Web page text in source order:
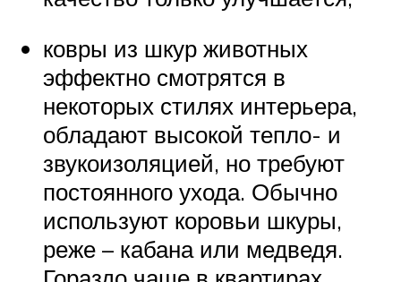
ковры из шкур животных
эффектно смотрятся в
некоторых стилях интерьера,
обладают высокой тепло- и
звукоизоляцией, но требуют
постоянного ухода. Обычно
используют коровьи шкуры,
реже – кабана или медведя.